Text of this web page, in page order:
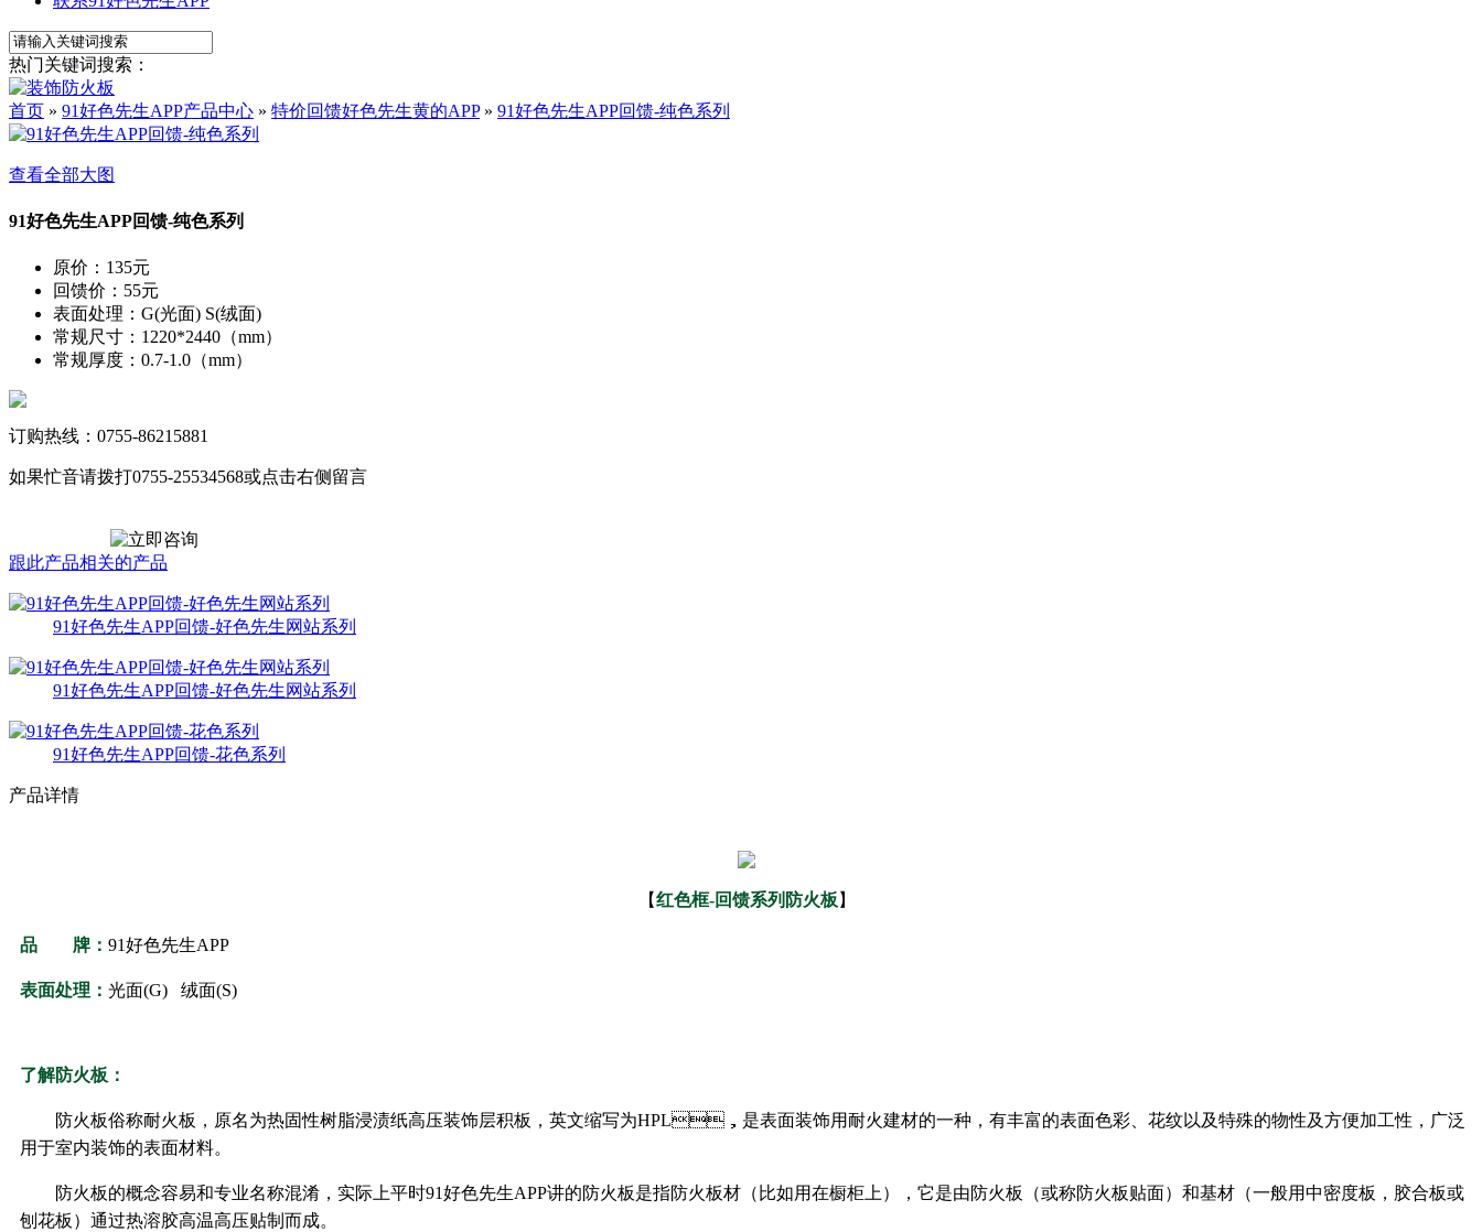
热门关键词搜索：
首页 » 91好色先生APP产品中心 » 特价回馈好色先生黄的APP» 91好色先生APP回馈-纯色系列
查看全部大图
91好色先生APP回馈-纯色系列
原价 ： 135元
回馈价 ： 55元
表面处理 ： G(光面) S(绒面)
常规尺寸 ： 1220*2440（mm）
常规厚度 ： 0.7-1.0（mm）
订购热线：0755-86215881
如果忙音请拨打0755-25534568或点击右侧留言
跟此产品相关的产品
91好色先生APP回馈-好色先生网站系列
91好色先生APP回馈-好色先生网站系列
91好色先生APP回馈-花色系列
产品详情
【红色框-回馈系列防火板 】
品 牌： 91好色先生APP
表面处理： 光面(G) 绒面(S)
了解防火板：
防火板俗称耐火板，原名为热固性树脂浸渍纸高压装饰层积板，英文缩写为HPL，是表面装饰用耐火建材的一种，有丰富的表面色彩、花纹以及特殊的物性及方便加工性，广泛
用于室内装饰的表面材料。
防火板的概念容易和专业名称混淆，实际上平时91好色先生APP讲的防火板是指防火板材（比如用在橱柜上），它是由防火板（或称防火板贴面）和基材（一般用中密度板，胶合板或
刨花板）通过热溶胶高温高压贴制而成。